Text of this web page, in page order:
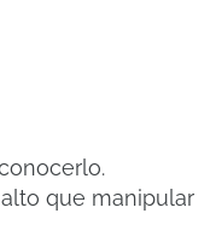
que manipular